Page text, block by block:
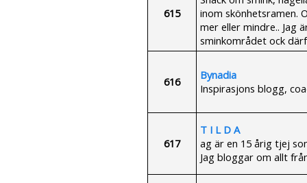
615
inom skönhetsramen.
mer eller mindre.. Jag
sminkområdet ock
616
Bynadia
Inspirasjons blogg,
617
T I L D A
ag är en 15 årig tjej
Jag bloggar om allt